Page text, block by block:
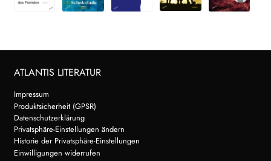
ATLANTIS LITERATUR
Impressum
Produktsicherheit (GPSR)
Datenschutzerklärung
Privatsphäre-Einstellungen ändern
Historie der Privatsphäre-Einstellungen
Einwilligungen widerrufen